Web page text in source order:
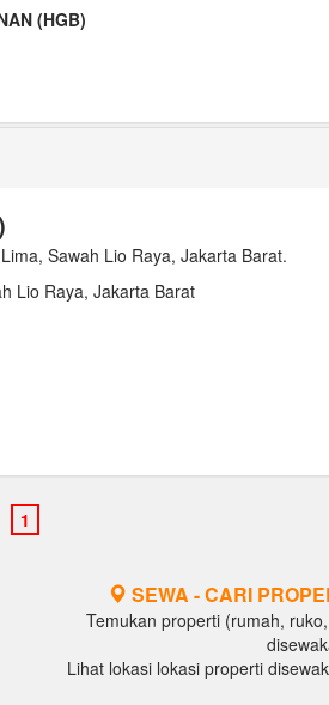
(HGB)
Sawah Lio Raya, Jakarta Barat.
Lio Raya, Jakarta Barat
SEWA - CARI
Temukan properti (rumah,
Lihat lokasi lokasi properti